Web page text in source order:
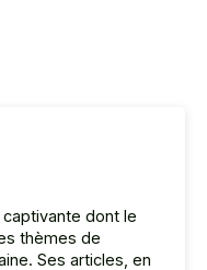
dont le
thèmes de
Ses articles, en